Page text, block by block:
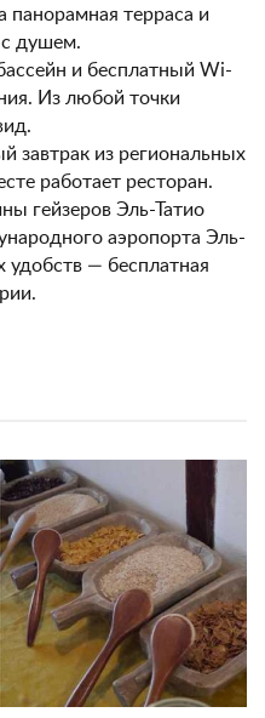
панорамная терраса и
с душем.
и бесплатный Wi-
Из любой точки
завтрак из региональных
работает ресторан.
гейзеров Эль-Татио
аэропорта Эль-
— бесплатная